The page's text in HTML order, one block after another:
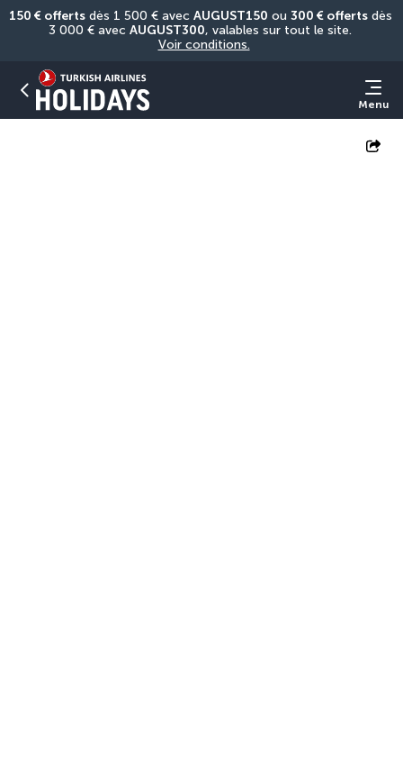
150 € offerts dès 1 500 € avec AUGUST150 ou 300 € offerts dès
3 000 € avec AUGUST300
Voir conditions.
Menu